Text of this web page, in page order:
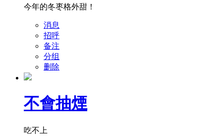
今年的冬枣格外甜！
消息
招呼
备注
分组
删除
不會抽煙
吃不上